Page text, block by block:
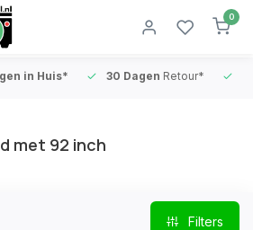
0
in Huis* 30 Dagen Retour*
met 92 inch
Filters